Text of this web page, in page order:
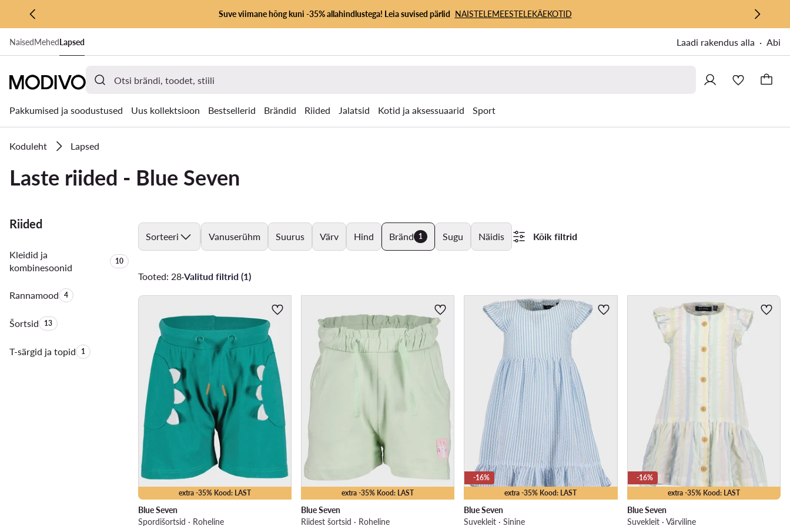
LIIGU PÕHISISU JUURDE
MINE OTSINGUSSE
Suve viimane hõng kuni -35% allahindlustega! Leia suvised pärlid NAISTELEMEESTELEKÄEKOTID
NaisedMehedLapsed Laadi rakendus alla Abi
Pakkumised ja soodustused Uus kollektsioon Bestsellerid Brändid Riided Jalatsid Kotid ja aksessuaarid Sport
Koduleht Lapsed
Laste riided - Blue Seven
Riided
Kleidid ja
kombinesoonid
Toodete arv:
10
RannamoodToodete arv:
4
ŠortsidToodete arv:
13
T-särgid ja topidToodete arv:
1
Sorteeri Vanuserühm Suurus Värv Hind Bränd 1 Sugu Näidis Kõik filtrid
Tooted: 28·Valitud filtrid (1)
extra -35% Kood: LAST
Blue Seven
Spordišortsid · Roheline
extra -35% Kood: LAST
Blue Seven
Riidest šortsid · Roheline
extra -35% Kood: LAST
-16%
Blue Seven
Suvekleit · Sinine
extra -35% Kood: LAST
-16%
Blue Seven
Suvekleit · Värviline